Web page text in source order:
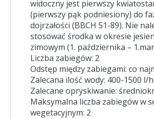
widoczny jest pierwszy
(pierwszy pąk podniesiony) do
dojrzałości (BBCH 51-89). Nie
stosować środka w okresie
zimowym (1. października –
Liczba zabiegów: 2
Odstęp między zabiegami: co
Zalecana ilość wody: 400-1500 l/
Zalecane opryskiwanie:
Maksymalna liczba zabiegów w
wegetacyjnym: 2